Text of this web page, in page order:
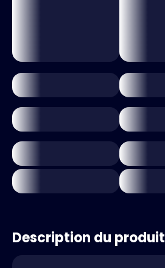
Description du produit